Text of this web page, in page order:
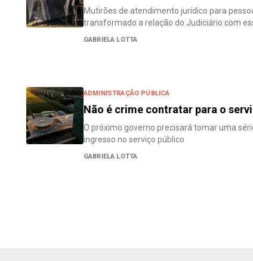
Mutirões de atendimento jurídico para
transformado a relação do Judiciário com
GABRIELA LOTTA
ADMINISTRAÇÃO PÚBLICA
Não é crime contratar para o
O próximo governo precisará tomar uma
ingresso no serviço público
GABRIELA LOTTA